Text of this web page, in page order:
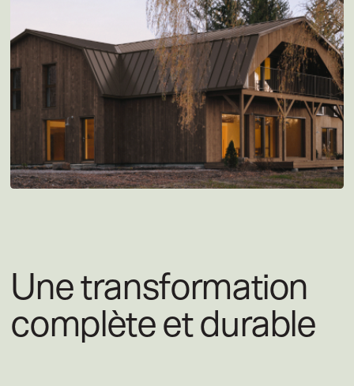
Une transformation
complète et durable